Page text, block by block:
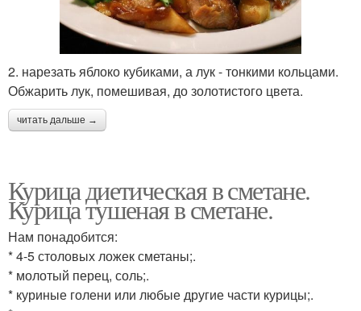
2. нарезать яблоко кубиками, а лук - тонкими кольцами.
Обжарить лук, помешивая, до золотистого цвета.
читать дальше →
Курица диетическая в сметане.
Курица тушеная в сметане.
Нам понадобится:
* 4-5 столовых ложек сметаны;.
* молотый перец, соль;.
* куриные голени или любые другие части курицы;.